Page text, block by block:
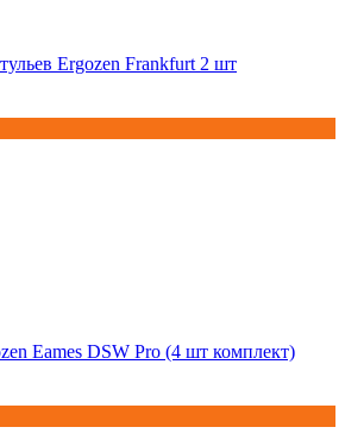
Ergozen Frankfurt 2 шт
Eames DSW Pro (4 шт комплект)